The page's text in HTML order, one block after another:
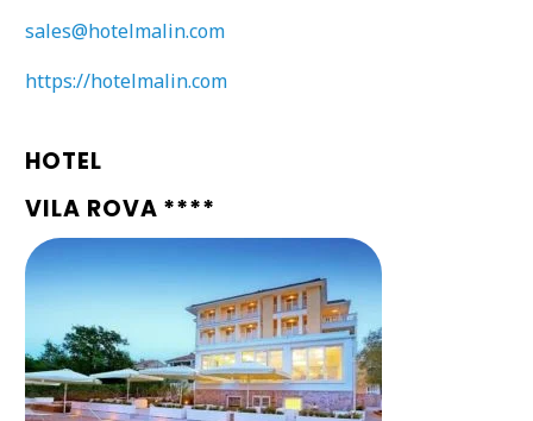
sales@hotelmalin.com
https://hotelmalin.com
HOTEL
VILA ROVA ****